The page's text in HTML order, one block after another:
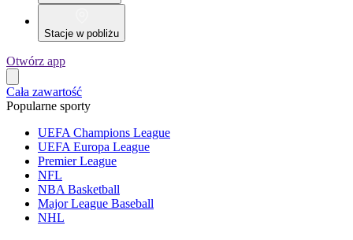
Stacje w pobliżu
Otwórz app
Cała zawartość
Popularne sporty
UEFA Champions League
UEFA Europa League
Premier League
NFL
NBA Basketball
Major League Baseball
NHL